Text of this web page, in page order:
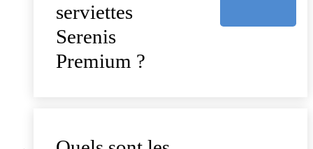
serviettes
Serenis
Premium ?